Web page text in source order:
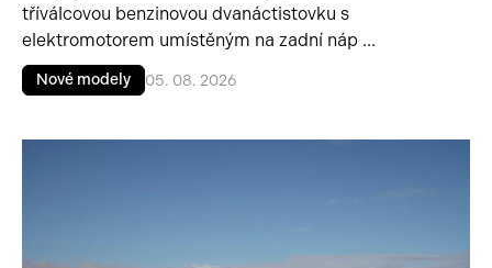
tříválcovou benzinovou dvanáctistovku s
elektromotorem umístěným na zadní náp ...
Nové modely 05. 08. 2026